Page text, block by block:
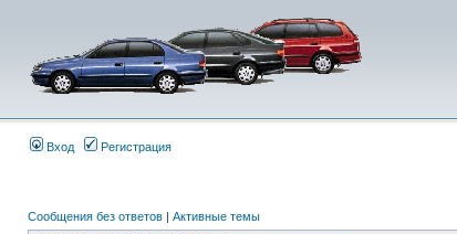
Вход Регистрация
Сообщения без ответов | Активные темы